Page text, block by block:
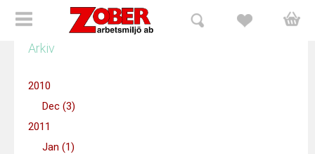
Vår verksamhet
Utbildningar
Arkiv
2010
Dec (3)
2011
Jan (1)